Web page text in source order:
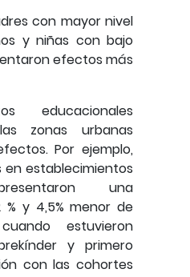
con mayor nivel
y niñas con bajo
efectos más
educacionales
zonas urbanas
Por ejemplo,
en establecimientos
una
% y 4,5% menor de
estuvieron
y primero
con las cohortes